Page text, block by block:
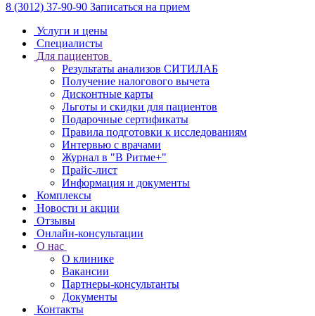
8 (3012) 37-90-90 Записаться на прием
Услуги и цены
Специалисты
Для пациентов
Результаты анализов СИТИЛАБ
Получение налогового вычета
Дисконтные карты
Льготы и скидки для пациентов
Подарочные сертификаты
Правила подготовки к исследованиям
Интервью с врачами
Журнал в "В Ритме+"
Прайс-лист
Информация и документы
Комплексы
Новости и акции
Отзывы
Онлайн-консультации
О нас
О клинике
Вакансии
Партнеры-консультанты
Документы
Контакты